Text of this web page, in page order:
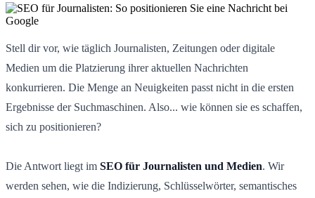
Stell dir vor, wie täglich Journalisten, Zeitungen oder digitale
Medien um die Platzierung ihrer aktuellen Nachrichten
konkurrieren. Die Menge an Neuigkeiten passt nicht in die ersten
Ergebnisse der Suchmaschinen. Also... wie können sie es schaffen,
sich zu positionieren?
Die Antwort liegt im SEO für Journalisten und Medien. Wir
werden sehen, wie die Indizierung, Schlüsselwörter, semantisches